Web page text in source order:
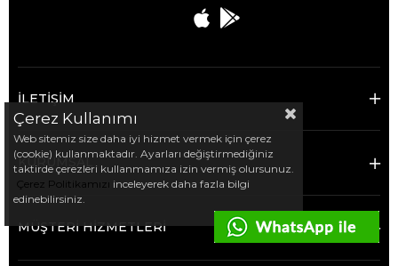
İLETİŞİM
KURUMSAL
MÜŞTERİ HİZMETLERİ
Çerez Kullanımı
Web sitemiz size daha iyi hizmet vermek için çerez
(cookie) kullanmaktadır. Ayarları değiştirmediğiniz
taktirde çerezleri kullanmamıza izin vermiş olursunuz.
Çerez Politikamızı inceleyerek daha fazla bilgi
edinebilirsiniz.